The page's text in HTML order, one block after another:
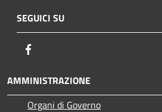
SEGUICI SU
AMMINISTRAZIONE
Organi di Governo